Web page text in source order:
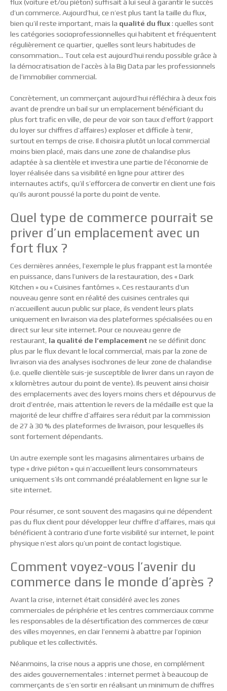
flux (voiture et/ou piéton) suffisait à lui seul à garantir le succès
d’un commerce. Aujourd’hui, ce n’est plus tant la taille du flux,
bien qu’il reste important, mais la qualité du flux: quelles sont
les catégories socioprofessionnelles qui habitent et fréquentent
régulièrement ce quartier, quelles sont leurs habitudes de
consommation… Tout cela est aujourd’hui rendu possible grâce à
la démocratisation de l’accès à la Big Data par les professionnels
de l’immobilier commercial.
Concrètement, un commerçant aujourd’hui réfléchira à deux fois
avant de prendre un bail sur un emplacement bénéficiant du
plus fort trafic en ville, de peur de voir son taux d’effort (rapport
du loyer sur chiffres d’affaires) exploser et difficile à tenir,
surtout en temps de crise. Il choisira plutôt un local commercial
moins bien placé, mais dans une zone de chalandise plus
adaptée à sa clientèle et investira une partie de l’économie de
loyer réalisée dans sa visibilité en ligne pour attirer des
internautes actifs, qu’il s’efforcera de convertir en client une fois
qu’ils auront poussé la porte du point de vente.
Quel type de commerce pourrait se
priver d’un emplacement avec un
fort flux ?
Ces dernières années, l’exemple le plus frappant est la montée
en puissance, dans l’univers de la restauration, des « Dark
Kitchen » ou « Cuisines fantômes ». Ces restaurants d’un
nouveau genre sont en réalité des cuisines centrales qui
n’accueillent aucun public sur place, ils vendent leurs plats
uniquement en livraison via des plateformes spécialisées ou en
direct sur leur site internet. Pour ce nouveau genre de
restaurant, la qualité de l’emplacement ne se définit donc
plus par le flux devant le local commercial, mais par la zone de
livraison via des analyses isochrones de leur zone de chalandise
(i.e. quelle clientèle suis-je susceptible de livrer dans un rayon de
x kilomètres autour du point de vente). Ils peuvent ainsi choisir
des emplacements avec des loyers moins chers et dépourvus de
droit d’entrée, mais attention le revers de la médaille est que la
majorité de leur chiffre d’affaires sera réduit par la commission
de 27 à 30 % des plateformes de livraison, pour lesquelles ils
sont fortement dépendants.
Un autre exemple sont les magasins alimentaires urbains de
type « drive piéton » qui n’accueillent leurs consommateurs
uniquement s’ils ont commandé préalablement en ligne sur le
site internet.
Pour résumer, ce sont souvent des magasins qui ne dépendent
pas du flux client pour développer leur chiffre d’affaires, mais qui
bénéficient à contrario d’une forte visibilité sur internet, le point
physique n’est alors qu’un point de contact logistique.
Comment voyez-vous l’avenir du
commerce dans le monde d’après ?
Avant la crise, internet était considéré avec les zones
commerciales de périphérie et les centres commerciaux comme
les responsables de la désertification des commerces de cœur
des villes moyennes, en clair l’ennemi à abattre par l’opinion
publique et les collectivités.
Néanmoins, la crise nous a appris une chose, en complément
des aides gouvernementales : internet permet à beaucoup de
commerçants de s’en sortir en réalisant un minimum de chiffres